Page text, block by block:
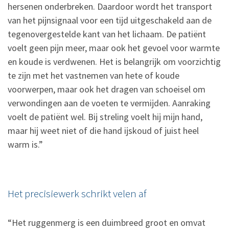
hersenen onderbreken. Daardoor wordt het transport
van het pijnsignaal voor een tijd uitgeschakeld aan de
tegenovergestelde kant van het lichaam. De patiënt
voelt geen pijn meer, maar ook het gevoel voor warmte
en koude is verdwenen. Het is belangrijk om voorzichtig
te zijn met het vastnemen van hete of koude
voorwerpen, maar ook het dragen van schoeisel om
verwondingen aan de voeten te vermijden. Aanraking
voelt de patiënt wel. Bij streling voelt hij mijn hand,
maar hij weet niet of die hand ijskoud of juist heel
warm is.”
Het precisiewerk schrikt velen af
“Het ruggenmerg is een duimbreed groot en omvat